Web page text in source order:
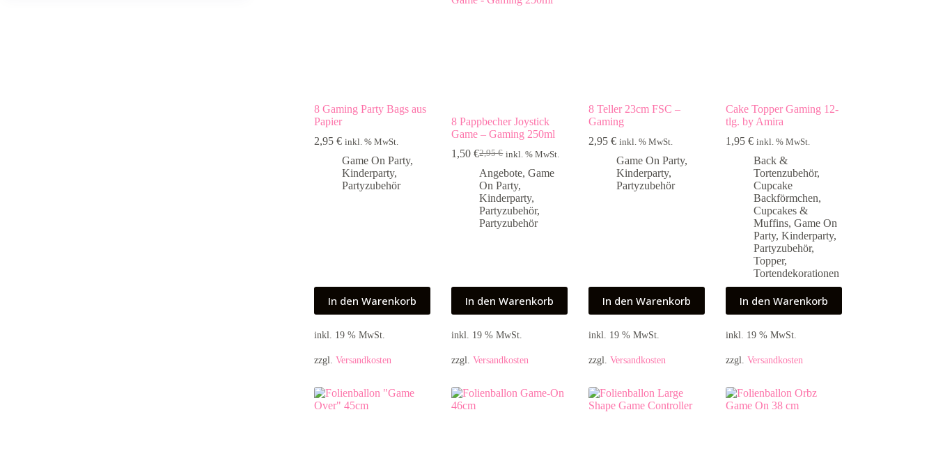
8 Gaming Party Bags aus
Papier
2,95€ inkl. % MwSt.
Game On Party,
Kinderparty,
Partyzubehör
In den Warenkorb
inkl. 19 % MwSt.
zzgl.Versandkosten
8 Pappbecher Joystick
Game – Gaming 250ml
2,95€
Ursprünglicher
Preis
war:
2,95 €
1,50€Aktueller
Preis
ist:
1,50 €.
inkl. % MwSt.
Angebote,Game
On Party,
Kinderparty,
Partyzubehör,
Partyzubehör
In den Warenkorb
inkl. 19 % MwSt.
zzgl.Versandkosten
8 Teller 23cm FSC –
Gaming
2,95€ inkl. % MwSt.
Game On Party,
Kinderparty,
Partyzubehör
In den Warenkorb
inkl. 19 % MwSt.
zzgl.Versandkosten
Cake Topper Gaming 12-
tlg. by Amira
1,95€ inkl. % MwSt.
Back &
Tortenzubehör,
Cupcake
Backförmchen,
Cupcakes &
Muffins,Game On
Party,Kinderparty,
Partyzubehör,
Topper,
Tortendekorationen
In den Warenkorb
inkl. 19 % MwSt.
zzgl.Versandkosten